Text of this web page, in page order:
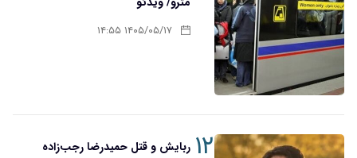
۱۴۰۵/۰۵/۱۷ ۱۴:۵۵
۱۲ ربایش و قتل حمیدرضا رجب‌زاده